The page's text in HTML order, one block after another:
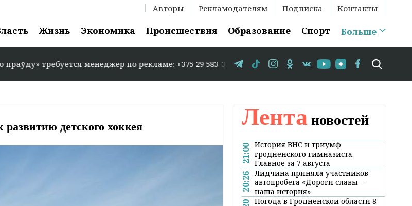
Авторы Рекламодателям Подписка Контакты
Жизнь Экономика Происшествия Образование Спорт Больше
требуется менеджер по рекламе: +375 29 583-35-86 // В Гродно временно закрывается
развитию детского хоккея Лента новостей
21:00 История ВНС и триумф
гродненского гимназиста.
Главное за 7 августа
20:26 Лидчина приняла участников
автопробега «Дороги славы –
наша история»
Погода в Гродненской области 8